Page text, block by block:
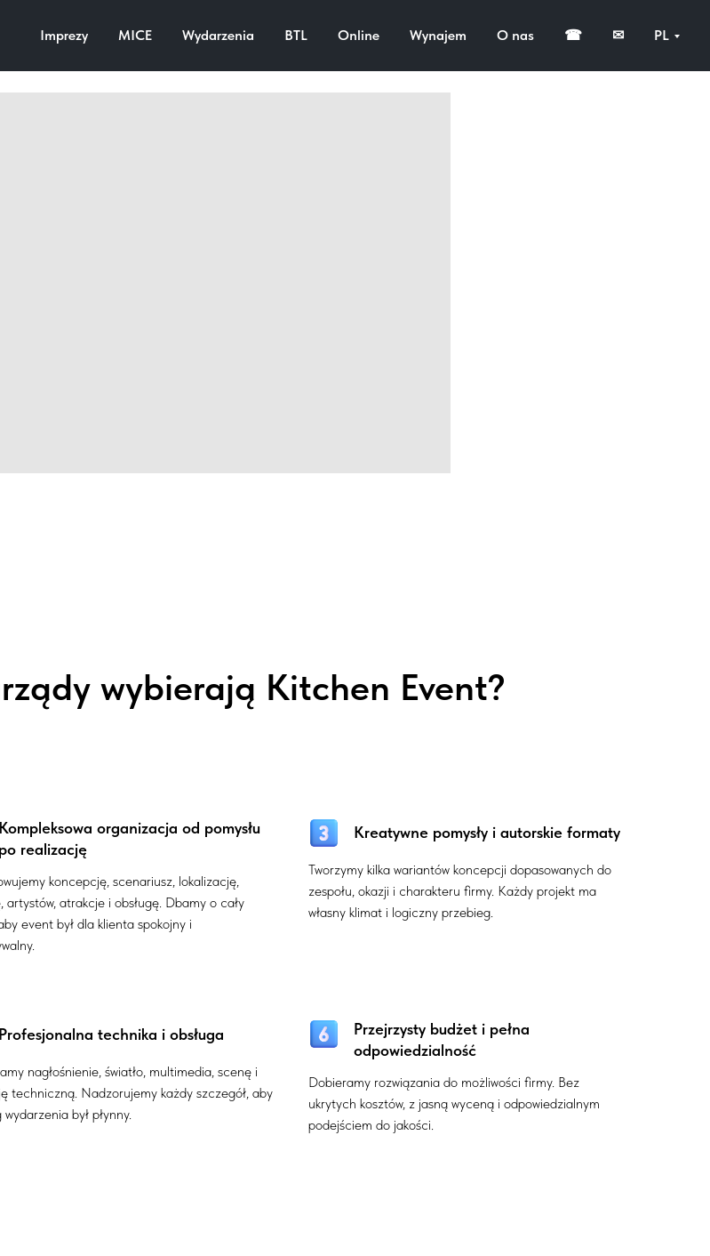
Imprezy MICE Wydarzenia BTL Online Wynajem O nas ☎ ✉ PL
biznesowego (video)
wybierają Kitchen Event?
Kompleksowa organizacja od pomysłu
po realizację
koncepcję, scenariusz, lokalizację,
artystów, atrakcje i obsługę. Dbamy o cały
event był dla klienta spokojny i
Kreatywne pomysły i autorskie formaty
Tworzymy kilka wariantów koncepcji dopasowanych do
zespołu, okazji i charakteru firmy. Każdy projekt ma
własny klimat i logiczny przebieg.
Profesjonalna technika i obsługa
nagłośnienie, światło, multimedia, scenę i
techniczną. Nadzorujemy każdy szczegół, aby
był płynny.
Przejrzysty budżet i pełna
odpowiedzialność
Dobieramy rozwiązania do możliwości firmy. Bez
ukrytych kosztów, z jasną wyceną i odpowiedzialnym
podejściem do jakości.